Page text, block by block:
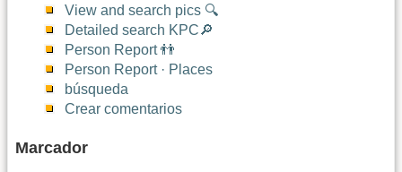
View and search pics 🔍
Detailed search KPC🔎
Person Report 👬
Person Report · Places
búsqueda
Crear comentarios
Marcador